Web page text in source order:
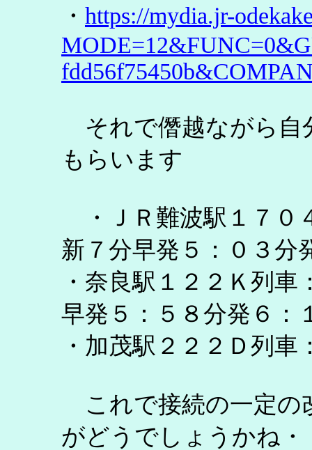
・ https://mydia.jr-
それで僭越ながら自
もらいます
・ＪＲ難波駅１７０
新７分早発５：０３分
・奈良駅１２２Ｋ列
早発５：５８分発６：
・加茂駅２２２Ｄ列
これで接続の一定の
がどうでしょうかね・